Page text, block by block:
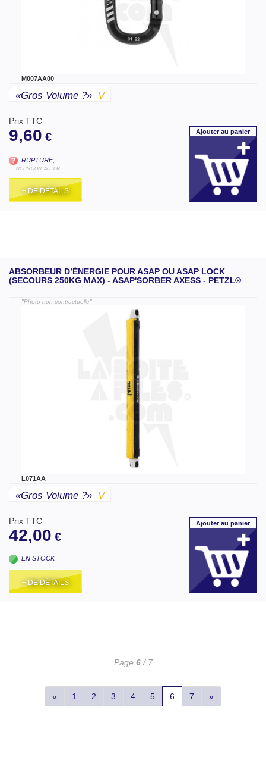
M007AA00
«gros Volume ?» V
Prix TTC
9,60 €
RUPTURE,
NOUS CONTACTER
+ DE DÉTAILS
Ajouterau panier
ABSORBEUR D’ÉNERGIE POUR ASAP OU ASAP LOCK
(SECOURS 250KG MAX) - ASAP'SORBER AXESS - PETZL®
"Photo non contractuelle"
L071AA
«gros Volume ?» V
Prix TTC
42,00 €
EN STOCK
+ DE DÉTAILS
Ajouterau panier
Page 6/ 7
« 1 2 3 4 5 6 7 »